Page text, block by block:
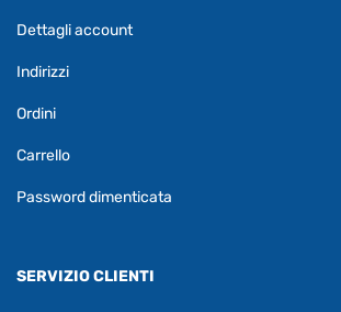
Dettagli account
Indirizzi
Ordini
Carrello
Password dimenticata
SERVIZIO CLIENTI